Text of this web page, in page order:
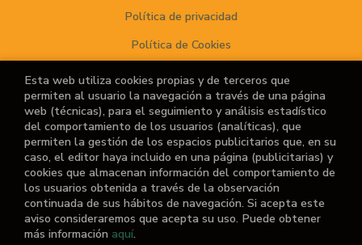
Política de privacidad
Política de Cookies
ATENCIÓN AL CLIENTE
Quiénes somos
Noticias
¿No encuentras el libro que buscas?
Esta web utiliza cookies propias y de terceros que
permiten al usuario la navegación a través de una página
web (técnicas), para el seguimiento y análisis estadístico
del comportamiento de los usuarios (analíticas), que
permiten la gestión de los espacios publicitarios que, en su
caso, el editor haya incluido en una página (publicitarias) y
cookies que almacenan información del comportamiento de
los usuarios obtenida a través de la observación
continuada de sus hábitos de navegación. Si acepta este
aviso consideraremos que acepta su uso. Puede obtener
más información aquí.